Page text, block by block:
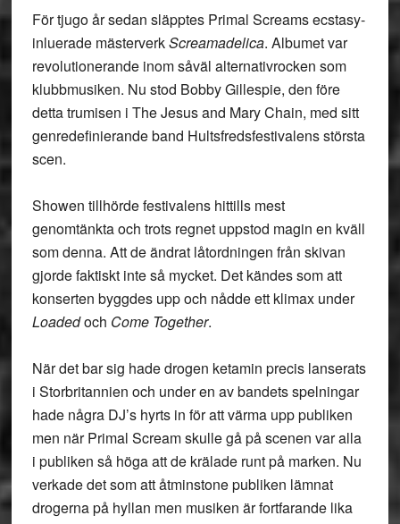
För tjugo år sedan släpptes Primal Screams ecstasy-
inluerade mästerverkScreamadelica. Albumet var
revolutionerande inom såväl alternativrocken som
klubbmusiken. Nu stod Bobby Gillespie, den före
detta trumisen i The Jesus and Mary Chain, med sitt
genredefinierande band Hultsfredsfestivalens största
scen.
Showen tillhörde festivalens hittills mest
genomtänkta och trots regnet uppstod magin en kväll
som denna. Att de ändrat låtordningen från skivan
gjorde faktiskt inte så mycket. Det kändes som att
konserten byggdes upp och nådde ett klimax under
Loadedoch Come Together.
När det bar sig hade drogen ketamin precis lanserats
i Storbritannien och under en av bandets spelningar
hade några DJ’s hyrts in för att värma upp publiken
men när Primal Scream skulle gå på scenen var alla
i publiken så höga att de krälade runt på marken. Nu
verkade det som att åtminstone publiken lämnat
drogerna på hyllan men musiken är fortfarande lika